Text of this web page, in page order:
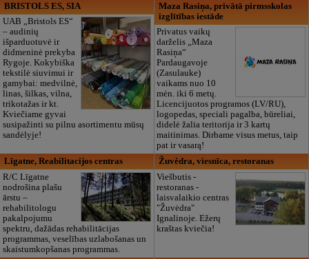
BRISTOLS ES, SIA
UAB „Bristols ES“
– audinių
išparduotuvė ir
didmeninė prekyba
Rygoje. Kokybiška
tekstilė siuvimui ir
gamybai: medvilnė,
linas, šilkas, vilna,
trikotažas ir kt.
Kviečiame gyvai
susipažinti su pilnu asortimentu mūsų
sandėlyje!
Maza Rasiņa, privātā pirmsskolas
izglītības iestāde
Privatus vaikų
darželis „Maza
Rasiņa“
Pardaugavoje
(Zasulauke)
vaikams nuo 10
mėn. iki 6 metų.
Licencijuotos programos (LV/RU),
logopedas, speciali pagalba, būreliai,
didelė žalia teritorija ir 3 kartų
maitinimas. Dirbame visus metus, taip
pat ir vasarą!
Līgatne, Reabilitacijos centras
R/C Līgatne
nodrošina plašu
ārstu –
rehabilitologu
pakalpojumu
spektru, dažādas rehabilitācijas
programmas, veselības uzlabošanas un
skaistumkopšanas programmas.
Žuvėdra, viesnīca, restoranas
Viešbutis -
restoranas -
laisvalaikio centras
"Žuvėdra"
Ignalinoje. Ežerų
kraštas kviečia!